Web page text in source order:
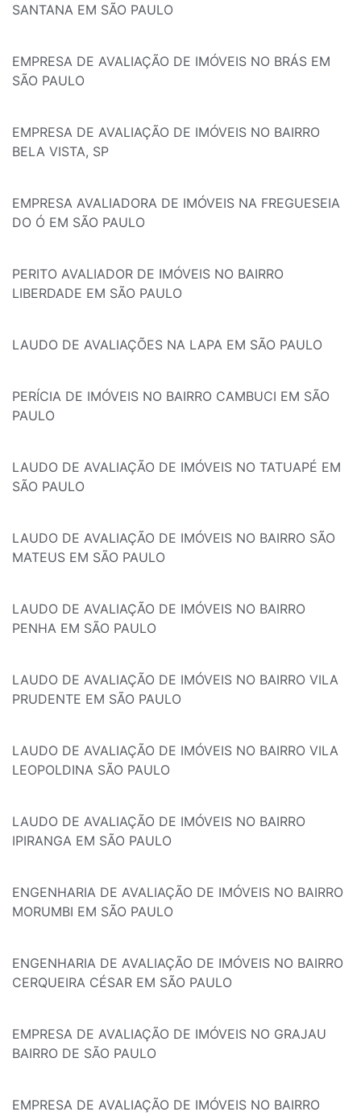
SANTANA EM SÃO PAULO
EMPRESA DE AVALIAÇÃO DE IMÓVEIS NO BRÁS EM
SÃO PAULO
EMPRESA DE AVALIAÇÃO DE IMÓVEIS NO BAIRRO
BELA VISTA, SP
EMPRESA AVALIADORA DE IMÓVEIS NA FREGUESEIA
DO Ó EM SÃO PAULO
PERITO AVALIADOR DE IMÓVEIS NO BAIRRO
LIBERDADE EM SÃO PAULO
LAUDO DE AVALIAÇÕES NA LAPA EM SÃO PAULO
PERÍCIA DE IMÓVEIS NO BAIRRO CAMBUCI EM SÃO
PAULO
LAUDO DE AVALIAÇÃO DE IMÓVEIS NO TATUAPÉ EM
SÃO PAULO
LAUDO DE AVALIAÇÃO DE IMÓVEIS NO BAIRRO SÃO
MATEUS EM SÃO PAULO
LAUDO DE AVALIAÇÃO DE IMÓVEIS NO BAIRRO
PENHA EM SÃO PAULO
LAUDO DE AVALIAÇÃO DE IMÓVEIS NO BAIRRO VILA
PRUDENTE EM SÃO PAULO
LAUDO DE AVALIAÇÃO DE IMÓVEIS NO BAIRRO VILA
LEOPOLDINA SÃO PAULO
LAUDO DE AVALIAÇÃO DE IMÓVEIS NO BAIRRO
IPIRANGA EM SÃO PAULO
ENGENHARIA DE AVALIAÇÃO DE IMÓVEIS NO BAIRRO
MORUMBI EM SÃO PAULO
ENGENHARIA DE AVALIAÇÃO DE IMÓVEIS NO BAIRRO
CERQUEIRA CÉSAR EM SÃO PAULO
EMPRESA DE AVALIAÇÃO DE IMÓVEIS NO GRAJAU
BAIRRO DE SÃO PAULO
EMPRESA DE AVALIAÇÃO DE IMÓVEIS NO BAIRRO